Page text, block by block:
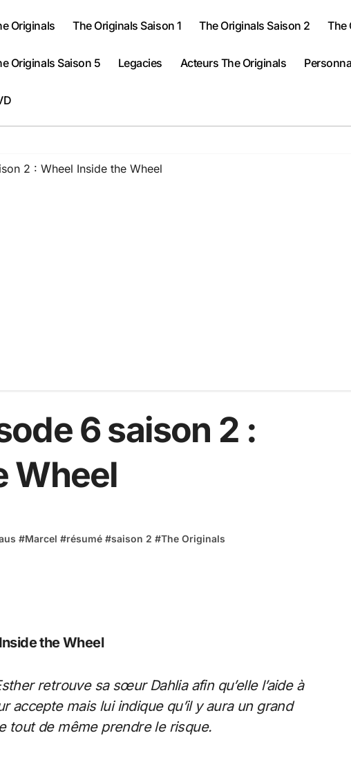
Originals The Originals Saison 1 The Originals Saison 2 The
Originals Saison 5 Legacies Acteurs The Originals
2 : Wheel Inside the Wheel
6 saison 2 :
Wheel
#Marcel #résumé #saison 2 #The Originals
the Wheel
retrouve sa sœur Dahlia afin qu’elle l’aide à
mais lui indique qu’il y aura un grand
tout de même prendre le risque.